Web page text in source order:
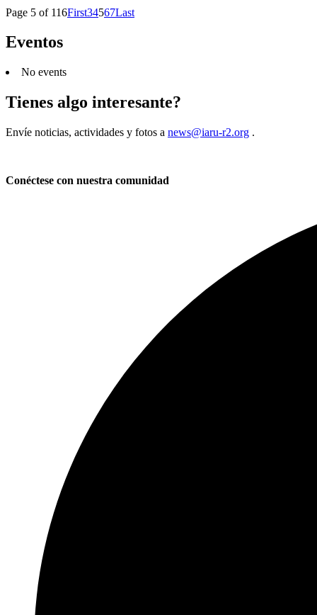
Page 5 of 116First34567Last
Eventos
No events
Tienes algo interesante?
Envíe noticias, actividades y fotos a news@iaru-r2.org .
Conéctese con nuestra comunidad